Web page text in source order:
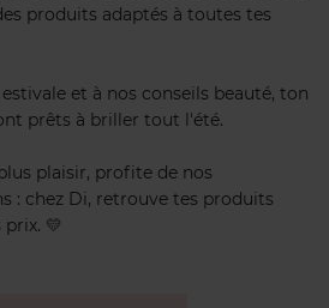
produits adaptés à toutes tes
et à nos conseils beauté, ton
prêts à briller tout l'été.
plaisir, profite de nos
: chez Di, retrouve tes produits
💛